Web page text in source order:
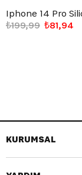
₺81,94
₺199,99
KURUMSAL